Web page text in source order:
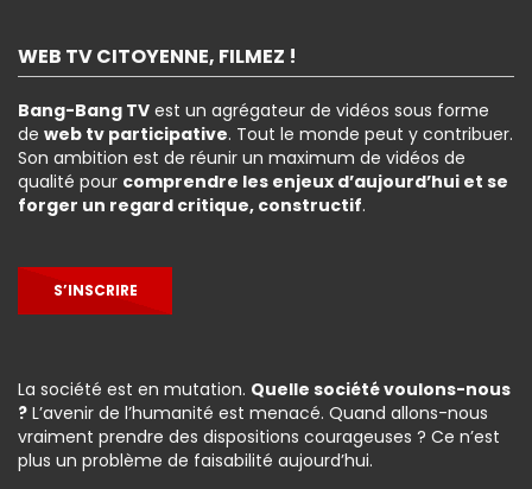
WEB TV CITOYENNE, FILMEZ !
Bang-Bang TV est un agrégateur de vidéos sous forme
de web tv participative. Tout le monde peut y contribuer.
Son ambition est de réunir un maximum de vidéos de
qualité pour comprendre les enjeux d’aujourd’hui et se
forger un regard critique, constructif.
S’INSCRIRE
La société est en mutation. Quelle société voulons-nous
? L’avenir de l’humanité est menacé. Quand allons-nous
vraiment prendre des dispositions courageuses ? Ce n’est
plus un problème de faisabilité aujourd’hui.